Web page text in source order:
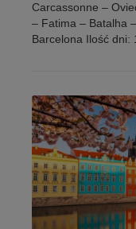
Carcassonne –
– Fatima – Batalha
Barcelona Ilość dni: